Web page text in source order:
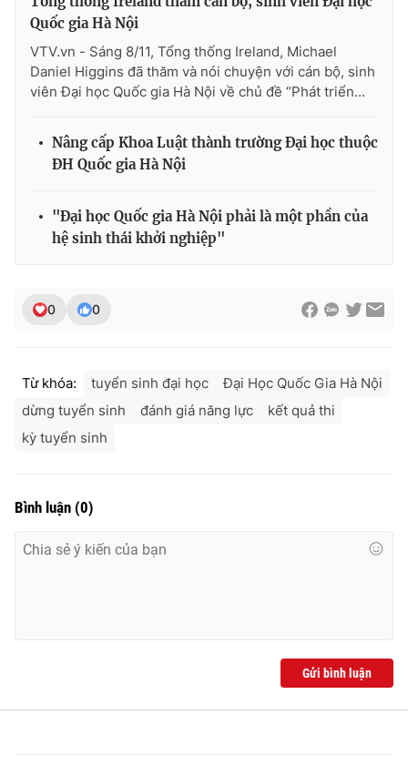
THỜI BÁO VTV
Theo dõi báo trên
Cơ quan chủ quản: Đài Truyền hình Việt Nam
Tổng đài VTV:024.38 355 931 - 024.38 355 932
Ðiện thoại Thời báo VTV:024.66 897 897
Email:toasoan@vtv.vn
Quốc gia Hà Nội
VTV.vn - Sáng 8/11, Tổng thống Ireland, Michael
Daniel Higgins đã thăm và nói chuyện với cán bộ, sinh
viên Đại học Quốc gia Hà Nội về chủ đề “Phát triển...
Nâng cấp Khoa Luật thành trường Đại học thuộc
ĐH Quốc gia Hà Nội
"Đại học Quốc gia Hà Nội phải là một phần của
hệ sinh thái khởi nghiệp"
0 0
Từ khóa: tuyển sinh đại học
Đại Học Quốc Gia Hà Nội
dừng tuyển sinh
đánh giá năng lực
kết quả thi
kỳ tuyển sinh
Bình luận (0)
Gửi bình luận